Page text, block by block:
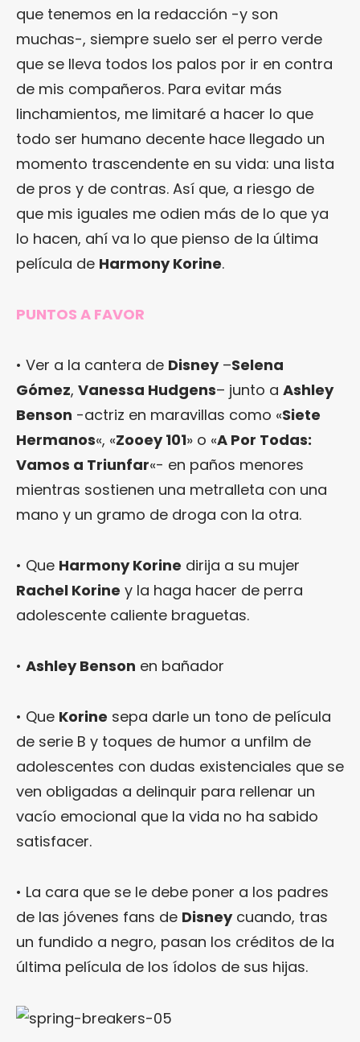
que tenemos en la redacción -y son
muchas-, siempre suelo ser el perro verde
que se lleva todos los palos por ir en contra
de mis compañeros. Para evitar más
linchamientos, me limitaré a hacer lo que
todo ser humano decente hace llegado un
momento trascendente en su vida: una lista
de pros y de contras. Así que, a riesgo de
que mis iguales me odien más de lo que ya
lo hacen, ahí va lo que pienso de la última
película de Harmony Korine.
PUNTOS A FAVOR
• Ver a la cantera de Disney–Selena
Gómez, Vanessa Hudgens– junto a Ashley
Benson -actriz en maravillas como «Siete
Hermanos«, «Zooey 101» o «A Por Todas:
Vamos a Triunfar«- en paños menores
mientras sostienen una metralleta con una
mano y un gramo de droga con la otra.
• Que Harmony Korine dirija a su mujer
Rachel Korine y la haga hacer de perra
adolescente caliente braguetas.
• Ashley Benson en bañador
• Que Korine sepa darle un tono de película
de serie B y toques de humor a unfilm de
adolescentes con dudas existenciales que se
ven obligadas a delinquir para rellenar un
vacío emocional que la vida no ha sabido
satisfacer.
• La cara que se le debe poner a los padres
de las jóvenes fans de Disneycuando, tras
un fundido a negro, pasan los créditos de la
última película de los ídolos de sus hijas.